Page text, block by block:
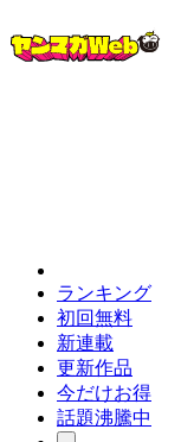
ランキング
初回無料
新連載
更新作品
今だけお得
話題沸騰中